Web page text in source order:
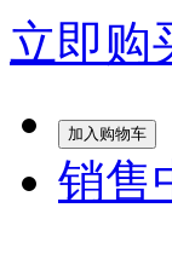
立即购
加入购物车
销售